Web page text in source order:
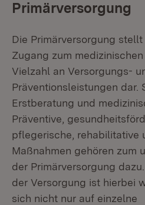
Primärversorgung
Die Primärversorgung
Zugang zum
Vielzahl an Versorgungs-
Präventionsleistungen dar.
Erstberatung und
Präventive,
pflegerische, rehabilitative
Maßnahmen gehören zum
der Primärversorgung
der Versorgung ist hierbei
sich nicht nur auf einzelne